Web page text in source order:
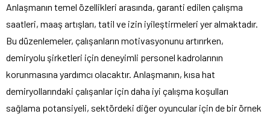
Anlaşmanın temel özellikleri arasında, garanti edilen çalışma
saatleri, maaş artışları, tatil ve izin iyileştirmeleri yer almaktadır.
Bu düzenlemeler, çalışanların motivasyonunu artırırken,
demiryolu şirketleri için deneyimli personel kadrolarının
korunmasına yardımcı olacaktır. Anlaşmanın, kısa hat
demiryollarındaki çalışanlar için daha iyi çalışma koşulları
sağlama potansiyeli, sektördeki diğer oyuncular için de bir örnek